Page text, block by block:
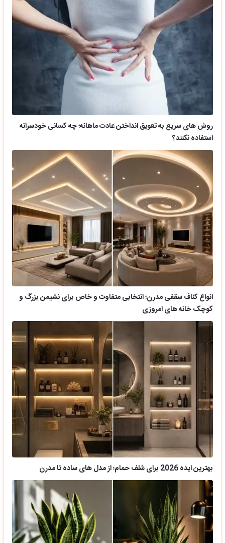
روش های سریع به تعویق انداختن عادت ماهانه؛ چه کسانی خودسرانه
استفاده نکنند؟
انواع کناف سقفی مدرن؛ انتخابی متفاوت و خاص برای نشیمن بزرگ و
کوچک خانه های امروزی
بهترین ایده 2026 برای شلف حمام؛ از مدل های ساده تا مدرن